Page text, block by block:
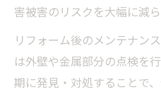
害被害のリスクを大幅に減ら
リフォーム後のメンテナン
は外壁や金属部分の点検を
期に発見・対処することで